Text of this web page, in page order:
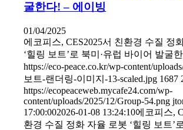
굴한다! – 에이빙
01/04/2025
에코피스, CES2025서 친환경 수질 정
‘힐링 보트’로 북미·유럽 바이어 발굴
https://eco-peace.co.kr/wp-content/
보트-랜더링-이미지-13-scaled.jpg 1687
https://ecopeaceweb.mycafe24.com/wp-
content/uploads/2025/12/Group-54.png
17:00:002026-01-08 13:24:10에코피스,
환경 수질 정화 자율 로봇 ‘힐링 보트’